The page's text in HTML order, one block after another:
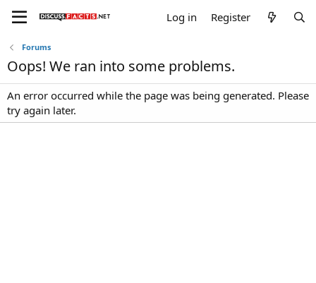
Log in Register
Forums
Oops! We ran into some problems.
An error occurred while the page was being generated. Please
try again later.